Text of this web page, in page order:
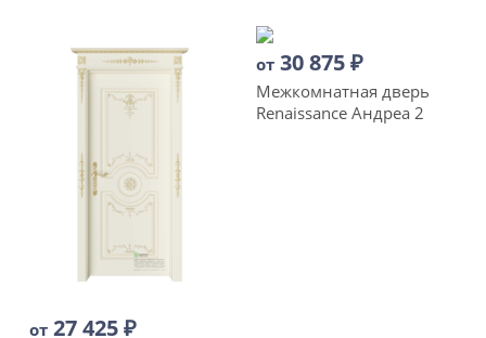
от 27 425₽
от 30 875₽
Межкомнатная дверь
Renaissance Андреа 2